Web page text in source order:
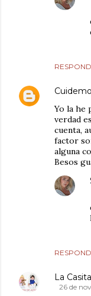
Yo la he
verdad
cuenta,
factor
alguna
Besos
La
26 de